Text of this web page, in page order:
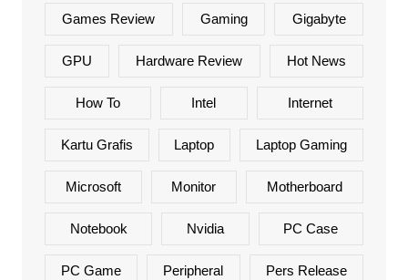
Games Review Gaming Gigabyte
GPU Hardware Review Hot News
How To Intel Internet
Kartu Grafis Laptop Laptop Gaming
Microsoft Monitor Motherboard
Notebook Nvidia PC Case
PC Game Peripheral Pers Release